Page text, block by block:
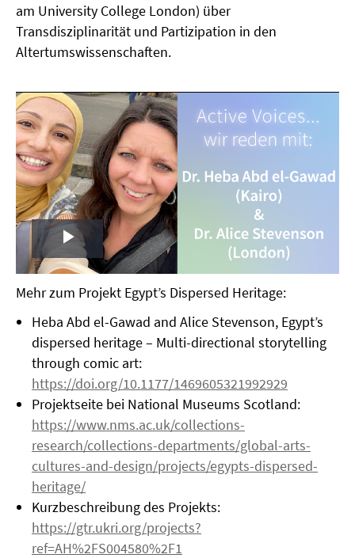
am University College London) über
Transdisziplinarität und Partizipation in den
Altertumswissenschaften.
Play
Video
Mehr zum Projekt Egypt’s Dispersed Heritage:
Heba Abd el-Gawad and Alice Stevenson, Egypt’s
dispersed heritage – Multi-directional storytelling
through comic art:
https://doi.org/10.1177/1469605321992929
Projektseite bei National Museums Scotland:
https://www.nms.ac.uk/collections-
research/collections-departments/global-arts-
cultures-and-design/projects/egypts-dispersed-
heritage/
Kurzbeschreibung des Projekts:
https://gtr.ukri.org/projects?
ref=AH%2FS004580%2F1